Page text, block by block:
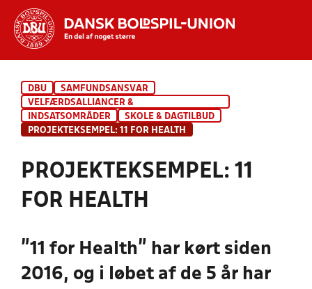
INDHOLD OG NYHEDER
STILLINGER, RESULTATER, KLUBBER OG
DBU
SAMFUNDSANSVAR
VELFÆRDSALLIANCER &
KOMMUNESAMARBEJDER
INDSATSOMRÅDER
SKOLE & DAGTILBUD
PROJEKTEKSEMPEL: 11 FOR HEALTH
PROJEKTEKSEMPEL: 11
FOR HEALTH
"11 for Health" har kørt siden
2016, og i løbet af de 5 år har